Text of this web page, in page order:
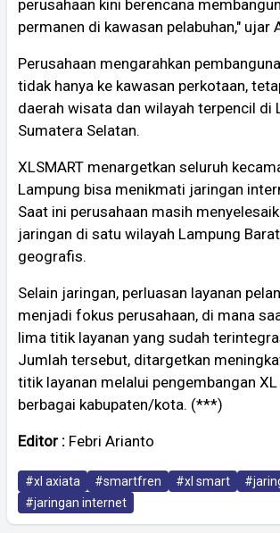
perusahaan kini berencana
permanen di kawasan pelabuhan," ujar
Perusahaan mengarahkan
tidak hanya ke kawasan perkotaan,
daerah wisata dan wilayah terpencil di
Sumatera Selatan.
XLSMART menargetkan seluruh
Lampung bisa menikmati jaringan
Saat ini perusahaan masih
jaringan di satu wilayah Lampung
geografis.
Selain jaringan, perluasan layanan
menjadi fokus perusahaan, di mana
lima titik layanan yang sudah
Jumlah tersebut, ditargetkan
titik layanan melalui pengembangan
berbagai kabupaten/kota. (***)
Editor : Febri Arianto
#xl axiata #smartfren #xl smart
#jaringan internet